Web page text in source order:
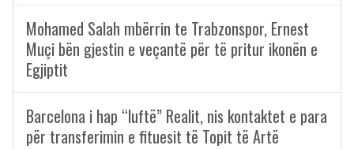
Mohamed Salah mbërrin te Trabzonspor, Ernest
Muçi bën gjestin e veçantë për të pritur ikonën e
Egjiptit
Barcelona i hap “luftë” Realit, nis kontaktet e para
për transferimin e fituesit të Topit të Artë